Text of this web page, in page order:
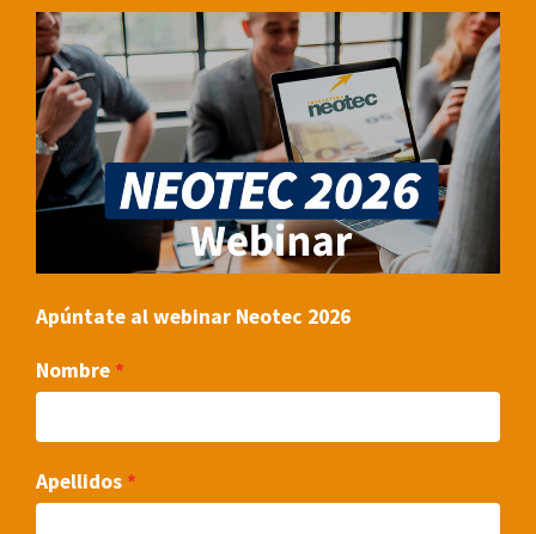
Apúntate al webinar Neotec 2026
Nombre
Apellidos